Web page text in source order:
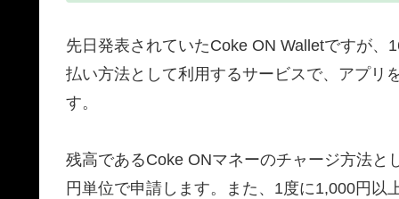
先日発表されていたCoke ON Walletですが
払い方法として利用するサービスで、アプリ
す。
残高であるCoke ONマネーのチャージ方法
円単位で申請します。また、1度に1,000円